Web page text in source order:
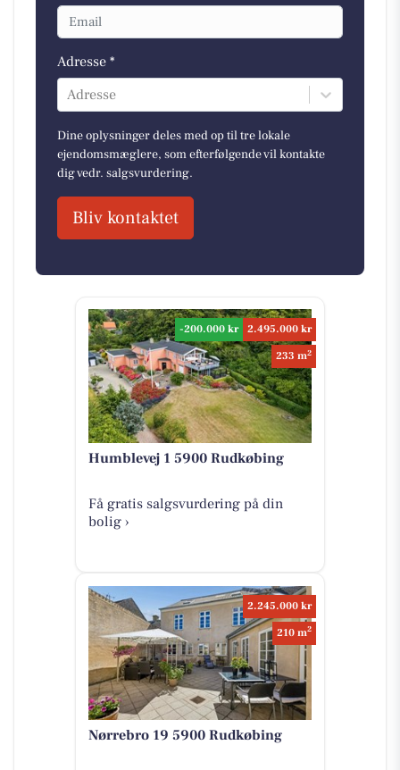
Adresse *
Adresse
Dine oplysninger deles med op til tre lokale
ejendomsmæglere, som efterfølgende vil kontakte
dig vedr. salgsvurdering.
Bliv kontaktet
-200.000 kr
2.495.000 kr
233 m2
Humblevej 1 5900 Rudkøbing
Få gratis salgsvurdering på din
bolig ›
2.245.000 kr
210 m2
Nørrebro 19 5900 Rudkøbing